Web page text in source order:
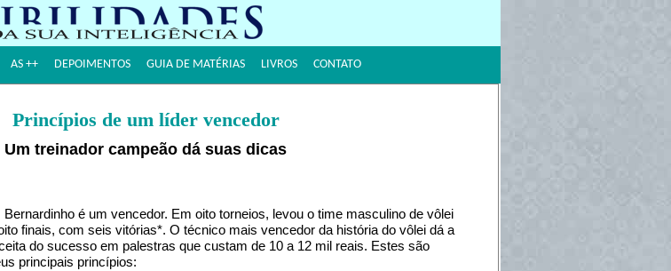
AS ++ DEPOIMENTOS GUIA DE MATÉRIAS LIVROS CONTATO
Princípios de um líder vencedor
Um treinador campeão dá suas dicas
Bernardinho é um vencedor. Em oito torneios, levou o time masculino de vôlei
finais, com seis vitórias*. O técnico mais vencedor da história do vôlei dá a
do sucesso em palestras que custam de 10 a 12 mil reais. Estes são
principais princípios: